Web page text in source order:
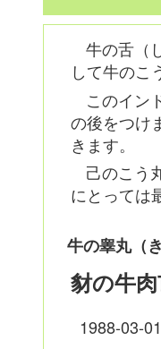
牛の舌（
して牛のこ
このイン
の後をつけ
きます。
己のこう
にとっては
牛の睾丸（
豺の牛
1988-03-01